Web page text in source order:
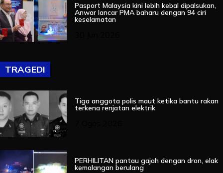
Pasport Malaysia kini lebih kebal dipalsukan,
Anwar lancar PMA baharu dengan 94 ciri
keselamatan
TRAGEDI
Tiga anggota polis maut ketika bantu rakan
terkena renjatan elektrik
PERHILITAN pantau gajah dengan dron, elak
kemalangan berulang